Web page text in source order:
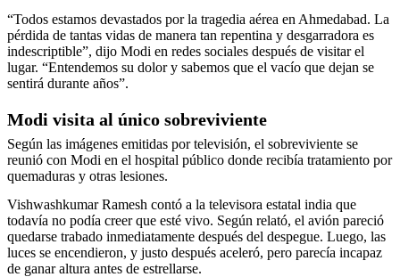
“Todos estamos devastados por la tragedia aérea en Ahmedabad. La
pérdida de tantas vidas de manera tan repentina y desgarradora es
indescriptible”, dijo Modi en redes sociales después de visitar el
lugar. “Entendemos su dolor y sabemos que el vacío que dejan se
sentirá durante años”.
Modi visita al único sobreviviente
Según las imágenes emitidas por televisión, el sobreviviente se
reunió con Modi en el hospital público donde recibía tratamiento por
quemaduras y otras lesiones.
Vishwashkumar Ramesh contó a la televisora estatal india que
todavía no podía creer que esté vivo. Según relató, el avión pareció
quedarse trabado inmediatamente después del despegue. Luego, las
luces se encendieron, y justo después aceleró, pero parecía incapaz
de ganar altura antes de estrellarse.